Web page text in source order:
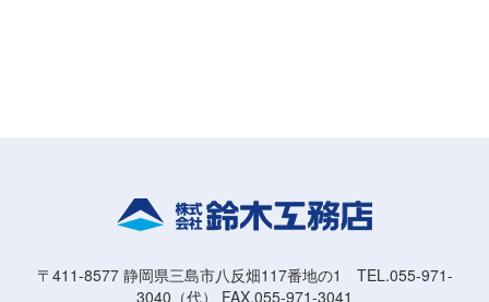
〒411-8577 静岡県三島市八反畑117番地の1 TEL.055-971-
3040（代） FAX.055-971-3041